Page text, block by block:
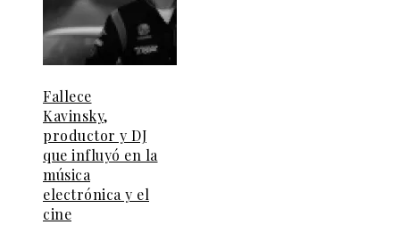
Fallece
Kavinsky,
productor y DJ
que influyó en la
música
electrónica y el
cine